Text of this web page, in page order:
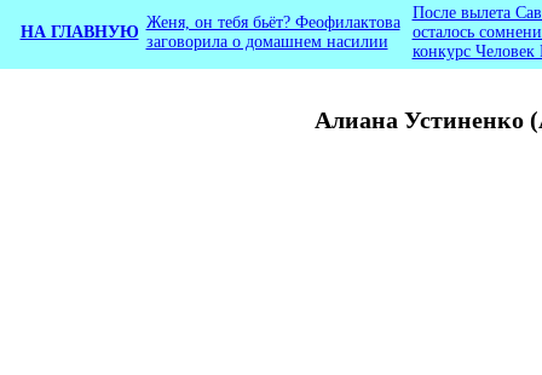
Алиана Устиненко
НА ГЛАВНУЮ
Женя, он тебя бьёт? Феофилактова
заговорила о домашнем насилии
После вылета
осталось
конкурс Человек